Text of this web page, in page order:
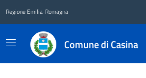
Regione Emilia-Romagna
Comune di Casina